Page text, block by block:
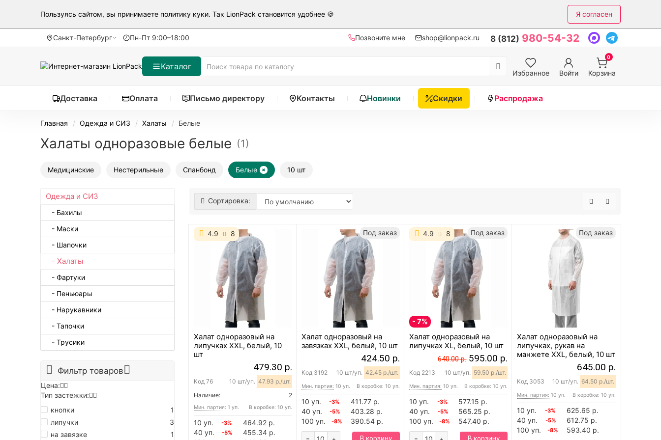
Пользуясь сайтом, вы принимаете политику куки. Так LionPack становится удобнее 🍪 Я согласен
Санкт-Петербург Пн-Пт 9:00–18:00 Позвоните мне shop@lionpack.ru 8 (812) 980-54-32
Каталог
Избранное Войти
0
Корзина
Доставка Оплата Письмо директору Контакты Новинки Скидки Распродажа
Главная Одежда и СИЗ Халаты Белые
Халаты одноразовые белые (1)
Медицинские Нестерильные Спанбонд Белые 10 шт
Одежда и СИЗ
- Бахилы
- Маски
- Шапочки
- Халаты
- Фартуки
- Пеньюары
- Нарукавники
- Тапочки
- Трусики
Фильтр товаров
Цена:
Тип застежки:
кнопки
1
липучки
3
на завязке
1
Сортировка:
4.9 8
Халат одноразовый на
липучках XXL, белый, 10
шт
479.30 р.
Код 76 10 шт/уп. 47.93 р./шт.
Наличие:
2
Мин. партия: 1 уп. В коробке: 10 уп.
10 уп. -3%
464.92 р.
40 уп.
-5%
455.34 р.
Под заказ
Халат одноразовый на
завязках XXL, белый, 10 шт
424.50 р.
Код 3192 10 шт/уп. 42.45 р./шт.
Мин. партия: 10 уп. В коробке: 10 уп.
10 уп. -3%
411.77 р.
40 уп.
-5%
403.28 р.
100 уп.
-8% 390.54 р.
4.9 8
- 7%
Под заказ
Халат одноразовый на
липучках XL, белый, 10 шт
640.00 р. 595.00 р.
Код 2213 10 шт/уп. 59.50 р./шт.
Мин. партия: 10 уп. В коробке: 10 уп.
10 уп. -3%
577.15 р.
40 уп.
-5%
565.25 р.
100 уп.
-8% 547.40 р.
Под заказ
Халат одноразовый на
липучках, рукав на
манжете XXL, белый, 10 шт
645.00 р.
Код 3053 10 шт/уп. 64.50 р./шт.
Мин. партия: 10 уп. В коробке: 10 уп.
10 уп. -3%
625.65 р.
40 уп.
-5%
612.75 р.
100 уп.
-8% 593.40 р.